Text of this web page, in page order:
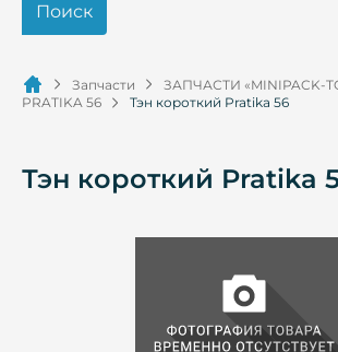
Запчасти
ЗАПЧАСТИ «MINIPACK-
PRATIKA 56
Тэн короткий Pratika 56
Тэн короткий Pratika